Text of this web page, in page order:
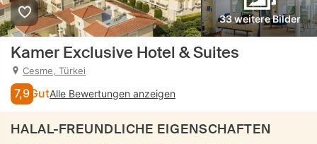
33 weitere Bilder
Kamer Exclusive Hotel & Suites
Cesme, Türkei
7,9 GutAlle Bewertungen anzeigen
HALAL-FREUNDLICHE EIGENSCHAFTEN